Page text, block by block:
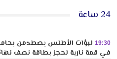
24 ساعة
19:30 لبؤات الأطلس يصطدمن
في قمة نارية لحجز بطاقة نصف